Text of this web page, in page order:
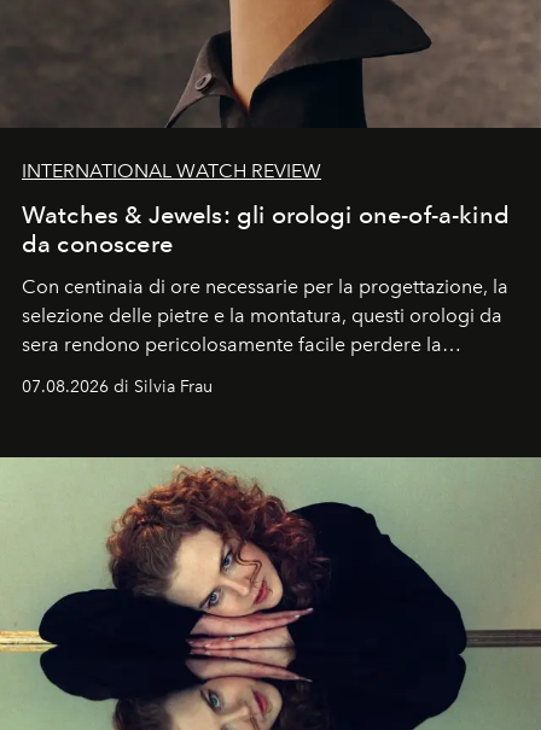
INTERNATIONAL WATCH REVIEW
Watches & Jewels: gli orologi one-of-a-kind
da conoscere
Con centinaia di ore necessarie per la progettazione, la
selezione delle pietre e la montatura, questi orologi da
sera rendono pericolosamente facile perdere la
07.08.2026 di Silvia Frau